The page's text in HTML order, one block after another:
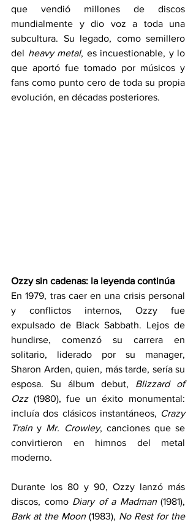
que vendió millones de discos
mundialmente y dio voz a toda una
subcultura. Su legado, como semillero
del heavy metal, es incuestionable, y lo
que aportó fue tomado por músicos y
fans como punto cero de toda su propia
evolución, en décadas posteriores.
Ozzy sin cadenas: la leyenda continúa
En 1979, tras caer en una crisis personal
y conflictos internos, Ozzy fue
expulsado de Black Sabbath. Lejos de
hundirse, comenzó su carrera en
solitario, liderado por su manager,
Sharon Arden, quien, más tarde, sería su
esposa. Su álbum debut, Blizzard of
Ozz (1980), fue un éxito monumental:
incluía dos clásicos instantáneos, Crazy
Train y Mr. Crowley, canciones que se
convirtieron en himnos del metal
moderno.
Durante los 80 y 90, Ozzy lanzó más
discos, como Diary of a Madman
Bark at the Moon (1983), No Rest for the